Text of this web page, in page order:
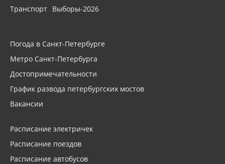
Транспорт Выборы-2026
Погода в Санкт-Петербурге
Метро Санкт-Петербурга
Достопримечательности
График развода петербургских мостов
Вакансии
Расписание электричек
Расписание поездов
Расписание автобусов